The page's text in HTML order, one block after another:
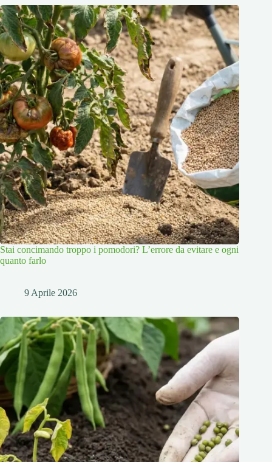
Stai concimando troppo i pomodori? L’errore da evitare e ogni
quanto farlo
9 Aprile 2026